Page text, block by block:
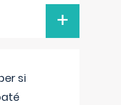
+
si